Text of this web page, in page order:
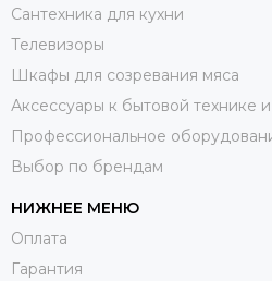
Сантехника для кухни
Телевизоры
Шкафы для созревания мяса
Аксессуары к бытовой технике
Профессиональное
Выбор по брендам
НИЖНЕЕ МЕНЮ
Оплата
Гарантия